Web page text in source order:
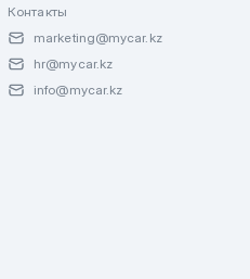
Контакты
marketing@mycar.kz
hr@mycar.kz
info@mycar.kz